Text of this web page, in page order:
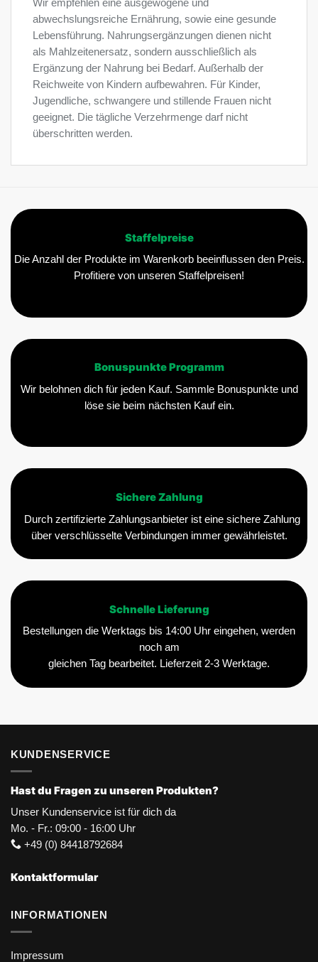
Wir empfehlen eine ausgewogene und
abwechslungsreiche Ernährung, sowie eine gesunde
Lebensführung. Nahrungsergänzungen dienen nicht
als Mahlzeitenersatz, sondern ausschließlich als
Ergänzung der Nahrung bei Bedarf. Außerhalb der
Reichweite von Kindern aufbewahren. Für Kinder,
Jugendliche, schwangere und stillende Frauen nicht
geeignet. Die tägliche Verzehrmenge darf nicht
überschritten werden.
Staffelpreise
Die Anzahl der Produkte im Warenkorb beeinflussen den Preis.
Profitiere von unseren Staffelpreisen!
Bonuspunkte Programm
Wir belohnen dich für jeden Kauf. Sammle Bonuspunkte und
löse sie beim nächsten Kauf ein.
Sichere Zahlung
Durch zertifizierte Zahlungsanbieter ist eine sichere Zahlung
über verschlüsselte Verbindungen immer gewährleistet.
Schnelle Lieferung
Bestellungen die Werktags bis 14:00 Uhr eingehen, werden
noch am
gleichen Tag bearbeitet. Lieferzeit 2-3 Werktage.
KUNDENSERVICE
Hast du Fragen zu unseren Produkten?
Unser Kundenservice ist für dich da
Mo. - Fr.: 09:00 - 16:00 Uhr
+49 (0) 84418792684
Kontaktformular
INFORMATIONEN
Impressum